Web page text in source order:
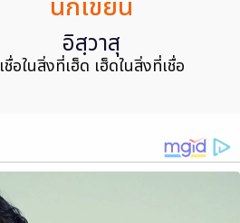
นักเขียน
อิสฺวาสุ
เชื่อในสิ่งที่เฮ็ด เฮ็ดในสิ่งที่เชื่อ